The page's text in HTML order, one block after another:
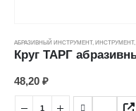
АБРАЗИВНЫЙ ИНСТРУМЕНТ, ИНСТРУМЕНТ,
48,20 ₽